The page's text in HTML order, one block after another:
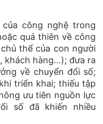
công nghệ trong
quá thiên về công
thể của con người
khách hàng…); đưa ra
về chuyển đổi số;
triển khai; thiếu tập
ưu tiên nguồn lực
số đã khiến nhiều